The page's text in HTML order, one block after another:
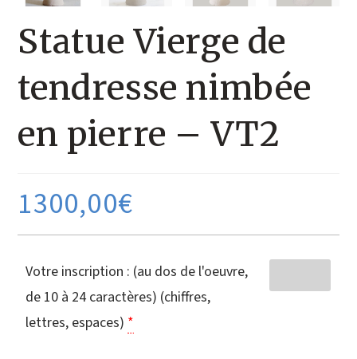
Statue Vierge de
tendresse nimbée
en pierre – VT2
1300,00€
Votre inscription : (au dos de l'oeuvre,
de 10 à 24 caractères) (chiffres,
lettres, espaces) *